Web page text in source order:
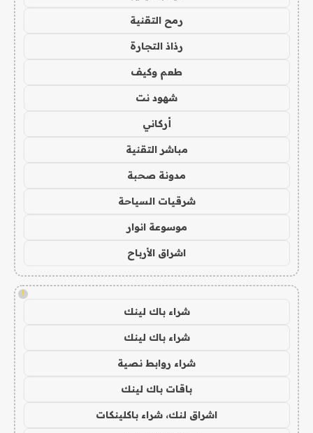
رمح التقنية
رذاذ التجارة
طعم وكيف
شهود نت
أركاني
مباشر التقنية
مدونة صحبة
شرقيات السياحة
موسوعة انوار
اشراق الأرباح
!
شراء باك لينك
شراء باك لينك
شراء روابط نصية
باقات باك لينك
اشراق لنك، شراء باكلينكات